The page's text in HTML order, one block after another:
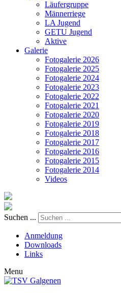
Läufergruppe
Männerriege
LA Jugend
GETU Jugend
Aktive
Galerie
Fotogalerie 2026
Fotogalerie 2025
Fotogalerie 2024
Fotogalerie 2023
Fotogalerie 2022
Fotogalerie 2021
Fotogalerie 2020
Fotogalerie 2019
Fotogalerie 2018
Fotogalerie 2017
Fotogalerie 2016
Fotogalerie 2015
Fotogalerie 2014
Videos
Suchen ...
Anmeldung
Downloads
Links
Menu